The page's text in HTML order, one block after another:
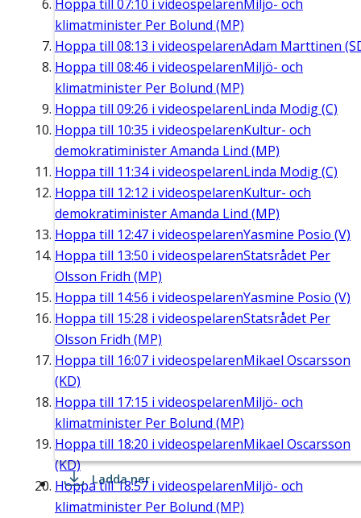
Hoppa till 07:10 i videospelarenMiljö- och
klimatminister Per Bolund (MP)
Hoppa till 08:13 i videospelarenAdam Marttinen
Hoppa till 08:46 i videospelarenMiljö- och
klimatminister Per Bolund (MP)
Hoppa till 09:26 i videospelarenLinda Modig (C)
Hoppa till 10:35 i videospelarenKultur- och
demokratiminister Amanda Lind (MP)
Hoppa till 11:34i videospelarenLinda Modig (C)
Hoppa till 12:12 i videospelarenKultur- och
demokratiminister Amanda Lind (MP)
Hoppa till 12:47 i videospelarenYasmine Posio (V)
Hoppa till 13:50 i videospelarenStatsrådet Per
Olsson Fridh (MP)
Hoppa till 14:56 i videospelarenYasmine Posio (V)
Hoppa till 15:28 i videospelarenStatsrådet Per
Olsson Fridh (MP)
Hoppa till 16:07 i videospelarenMikael Oscarsson
(KD)
Hoppa till 17:15 i videospelarenMiljö- och
klimatminister Per Bolund (MP)
Hoppa till 18:20 i videospelarenMikael Oscarsson
(KD)
Hoppa till18:57 i videospelarenMiljö- och
klimatminister Per Bolund (MP)
Ladda ner